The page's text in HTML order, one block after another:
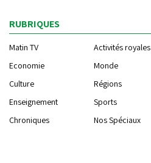
RUBRIQUES
Matin TV Activités royales
Economie
Monde
Culture
Régions
Enseignement
Sports
Chroniques
Nos Spéciaux